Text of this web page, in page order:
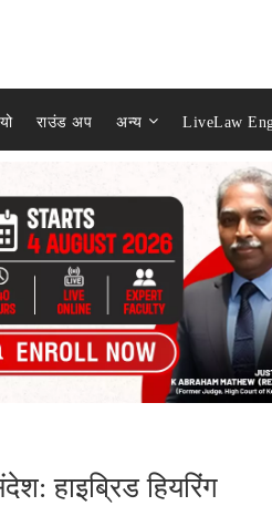
राउंड अप अन्य LiveLaw
हाइब्रिड हियरिंग